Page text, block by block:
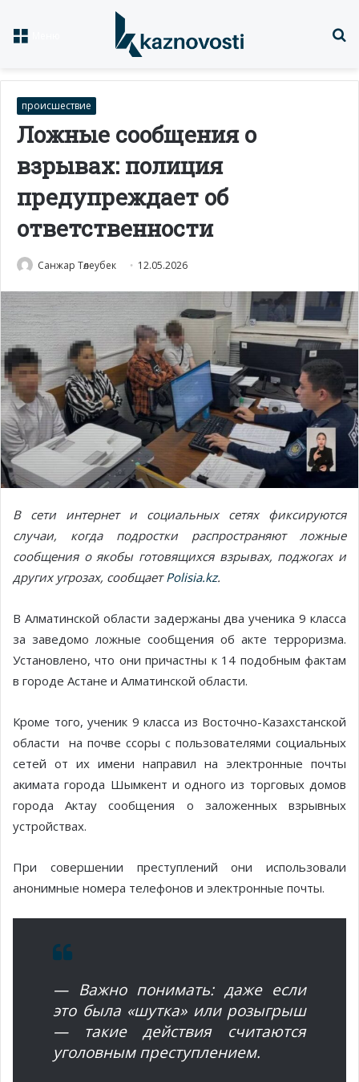
происшествие
Ложные сообщения о
взрывах: полиция
предупреждает об
ответственности
Санжар Төлеубек 12.05.2026
В сети интернет и социальных сетях фиксируются
случаи, когда подростки распространяют ложные
сообщения о якобы готовящихся взрывах, поджогах и
других угрозах, сообщаетPolisia.kz.
В Алматинской области задержаны два ученика 9 класса
за заведомо ложные сообщения об акте терроризма.
Установлено, что они причастны к 14 подобным фактам
в городе Астане и Алматинской области.
Кроме того, ученик 9 класса из Восточно-Казахстанской
области на почве ссоры с пользователями социальных
сетей от их имени направил на электронные почты
акимата города Шымкент и одного из торговых домов
города Актау сообщения о заложенных взрывных
устройствах.
При совершении преступлений они использовали
анонимные номера телефонов и электронные почты.
— Важно понимать: даже если
это была «шутка» или розыгрыш
— такие действия считаются
уголовным преступлением.